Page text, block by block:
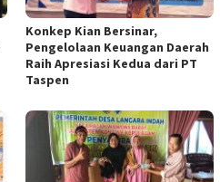
Konkep Kian Bersinar,
Pengelolaan Keuangan Daerah
Raih Apresiasi Kedua dari PT
Taspen